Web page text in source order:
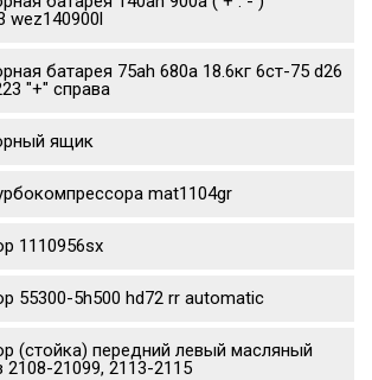
wez140900l
батарея 75ah 680a 18.6кг 6ст-75 d26
"+" справа
ящик
mat1104gr
1110956sx
55300-5h500 hd72 rr automatic
(стойка) передний левый масляный
21099, 2113-2115